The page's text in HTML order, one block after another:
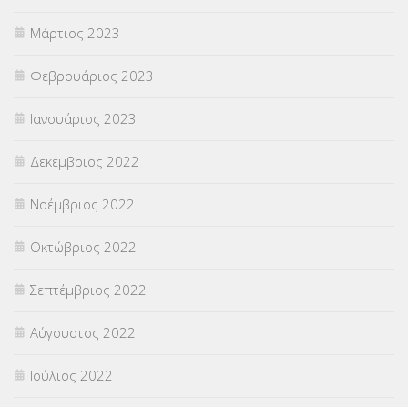
Μάρτιος 2023
Φεβρουάριος 2023
Ιανουάριος 2023
Δεκέμβριος 2022
Νοέμβριος 2022
Οκτώβριος 2022
Σεπτέμβριος 2022
Αύγουστος 2022
Ιούλιος 2022